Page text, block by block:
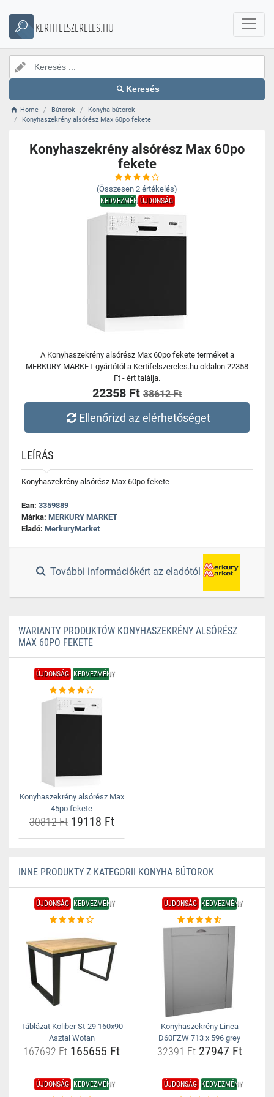
KERTIFELSZERELES.HU
Keresés
Home Bútorok
Konyha bútorok
Konyhaszekrény alsórész Max 60po fekete
Konyhaszekrény alsórész Max 60po
fekete
(Összesen 2 értékelés)
KEDVEZMÉNYÚJDONSÁG
A Konyhaszekrény alsórész Max 60po fekete terméket a
MERKURY MARKET gyártótól a Kertifelszereles.hu oldalon 22358
Ft - ért találja.
22358 Ft 38612 Ft
Ellenőrizd az elérhetőséget
LEÍRÁS
Konyhaszekrény alsórész Max 60po fekete
Ean: 3359889
Márka: MERKURY MARKET
Eladó: MerkuryMarket
További információkért az eladótól
WARIANTY PRODUKTÓW KONYHASZEKRÉNY ALSÓRÉSZ
MAX 60PO FEKETE
ÚJDONSÁG KEDVEZMÉNY
Konyhaszekrény alsórész Max
45po fekete
30812 Ft19118 Ft
INNE PRODUKTY Z KATEGORII KONYHA BÚTOROK
ÚJDONSÁG KEDVEZMÉNY
Táblázat Koliber St-29 160x90
Asztal Wotan
167692 Ft 165655 Ft
ÚJDONSÁG KEDVEZMÉNY
Konyhaszekrény Linea
D60FZW 713 x 596 grey
32391 Ft27947 Ft
ÚJDONSÁG KEDVEZMÉNY ÚJDONSÁG KEDVEZMÉNY